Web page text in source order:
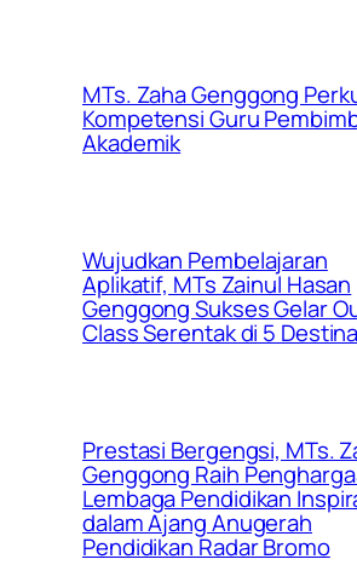
MTs. Zaha Genggong
Kompetensi Guru
Akademik
Wujudkan Pembelajaran
Aplikatif, MTs Zainul Hasan
Genggong Sukses Gelar
Class Serentak di 5
Prestasi Bergengsi, MTs.
Genggong Raih
Lembaga Pendidikan
dalam Ajang Anugerah
Pendidikan Radar Bromo